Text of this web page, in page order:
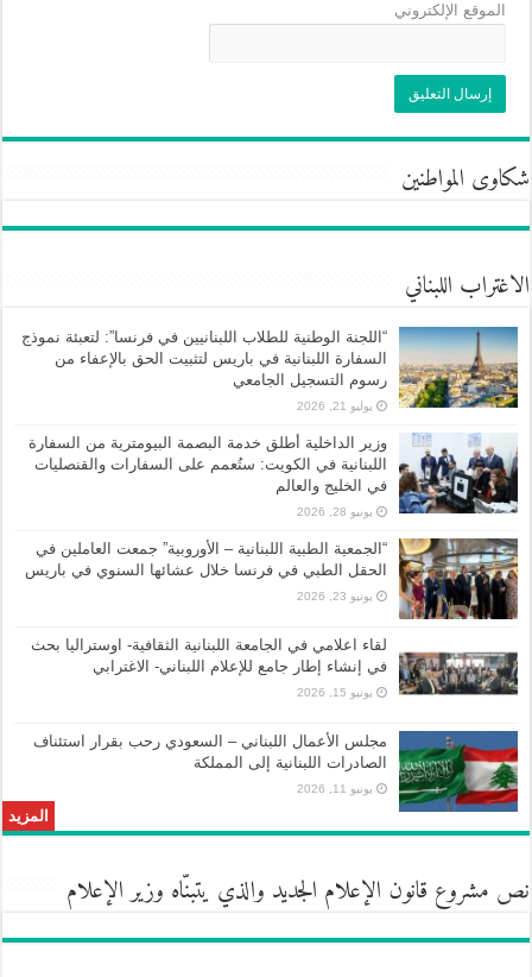
الموقع الإلكتروني
شكاوى المواطنين
الاغتراب اللبناني
المزيد
“اللجنة الوطنية للطلاب اللبنانيين في فرنسا”: لتعبئة نموذج
السفارة اللبنانية في باريس لتثبيت الحق بالإعفاء من
رسوم التسجيل الجامعي
يوليو 21, 2026
وزير الداخلية أطلق خدمة البصمة البيومترية من السفارة
اللبنانية في الكويت: ستُعمم على السفارات والقنصليات
في الخليج والعالم
يونيو 28, 2026
“الجمعية الطبية اللبنانية – الأوروبية” جمعت العاملين في
الحقل الطبي في فرنسا خلال عشائها السنوي في باريس
يونيو 23, 2026
لقاء اعلامي في الجامعة اللبنانية الثقافية- اوستراليا بحث
في إنشاء إطار جامع للإعلام اللبناني- الاغترابي
يونيو 15, 2026
مجلس الأعمال اللبناني – السعودي رحب بقرار استئناف
الصادرات اللبنانية إلى المملكة
يونيو 11, 2026
نص مشروع قانون الإعلام الجديد والذي يتبنّاه وزير الإعلام